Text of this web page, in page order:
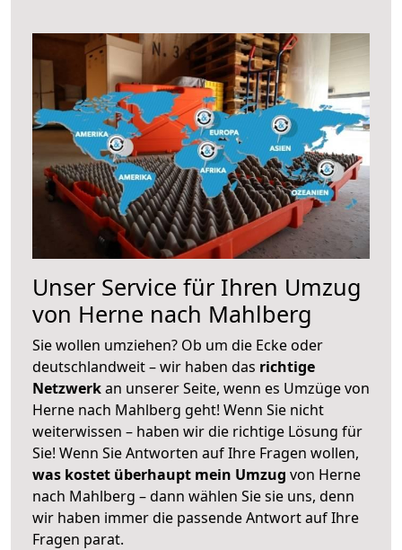
Unser Service für Ihren Umzug
von Herne nach Mahlberg
Sie wollen umziehen? Ob um die Ecke oder
deutschlandweit – wir haben das richtige
Netzwerkan unserer Seite, wenn es Umzüge von
Herne nach Mahlberg geht! Wenn Sie nicht
weiterwissen – haben wir die richtige Lösung für
Sie! Wenn Sie Antworten auf Ihre Fragen wollen,
was kostet überhaupt mein Umzug von Herne
nach Mahlberg – dann wählen Sie sie uns, denn
wir haben immer die passende Antwort auf Ihre
Fragen parat.